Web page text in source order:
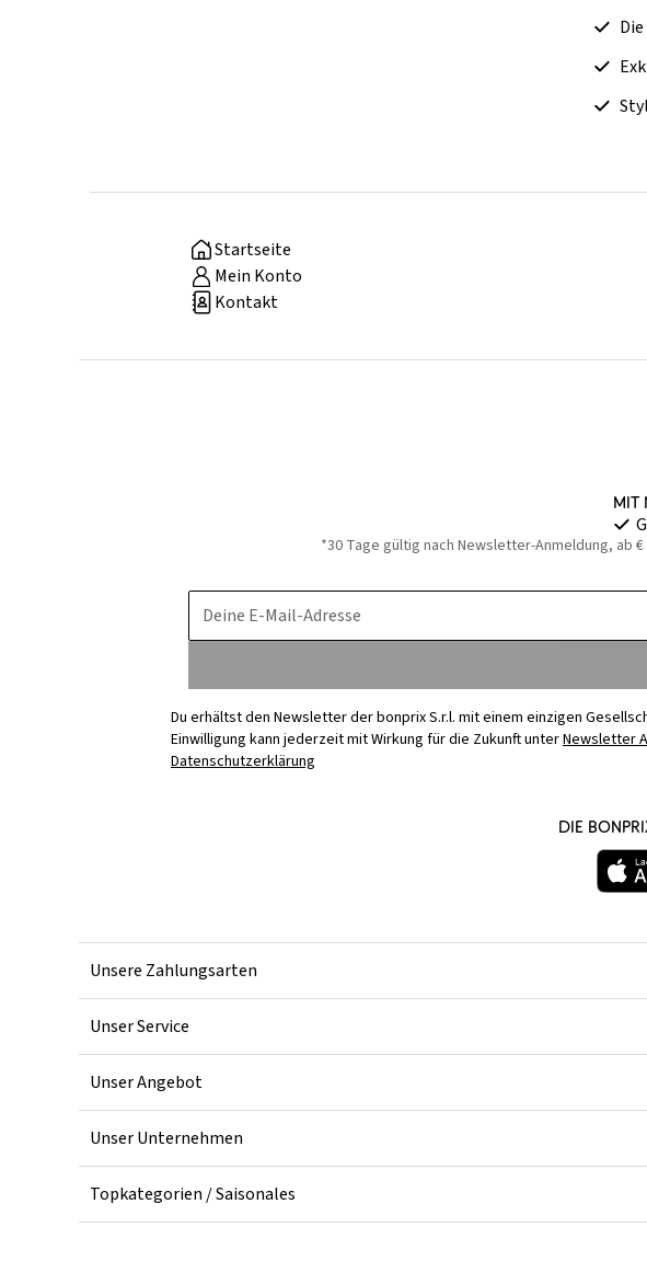
Startseite
Mein Konto
Kontakt
Mit
*30 Tage gültig nach Newsletter-Anmeldung, ab
Deine E-Mail-Adresse
Du erhältst den Newsletter der bonprix S.r.l. mit einem einzigen
Einwilligung kann jederzeit mit Wirkung für die Zukunft unterNewsletter
Datenschutzerklärung
Die
Unsere Zahlungsarten
Unser Service
Unser Angebot
Unser Unternehmen
Topkategorien / Saisonales